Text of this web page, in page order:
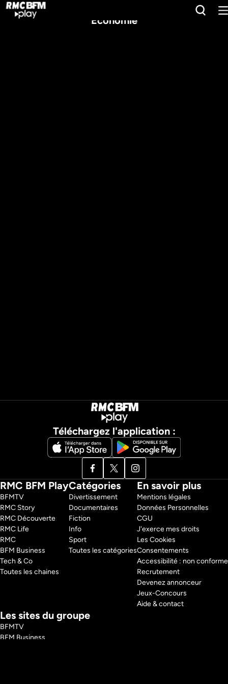
Économie
Téléchargez l'application :
RMC BFM Play
BFMTV
RMC Story
RMC Découverte
RMC Life
RMC
BFM Business
Tech & Co
Toutes les chaines
Catégories
Divertissement
Documentaires
Fiction
Info
Sport
Toutes les catégories
En savoir plus
Mentions légales
Données Personnelles
CGU
J'exerce mes droits
Les Cookies
Consentements
Accessibilité : non conforme
Recrutement
Devenez annonceur
Jeux-Concours
Aide & contact
Les sites du groupe
BFMTV
BFM Business